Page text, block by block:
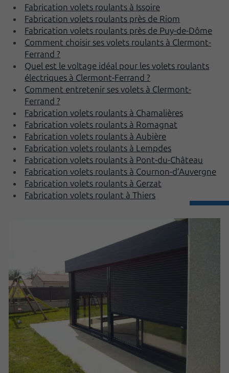
Fabrication volets roulants à Issoire
Fabrication volets roulants près de Riom
Fabrication volets roulants près de Puy-de-Dôme
Comment choisir ses volets roulants à Clermont-
Ferrand ?
Quel est le voltage idéal pour les volets roulants
électriques à Clermont-Ferrand ?
Comment entretenir ses volets à Clermont-
Ferrand ?
Fabrication volets roulants à Chamalières
Fabrication volets roulants à Romagnat
Fabrication volets roulants à Aubière
Fabrication volets roulants à Lempdes
Fabrication volets roulants à Pont-du-Château
Fabrication volets roulants à Cournon-d’Auvergne
Fabrication volets roulants à Gerzat
Fabrication volets roulant à Thiers